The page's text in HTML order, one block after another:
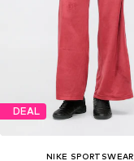
DEAL
NIKE SPORTSWEAR